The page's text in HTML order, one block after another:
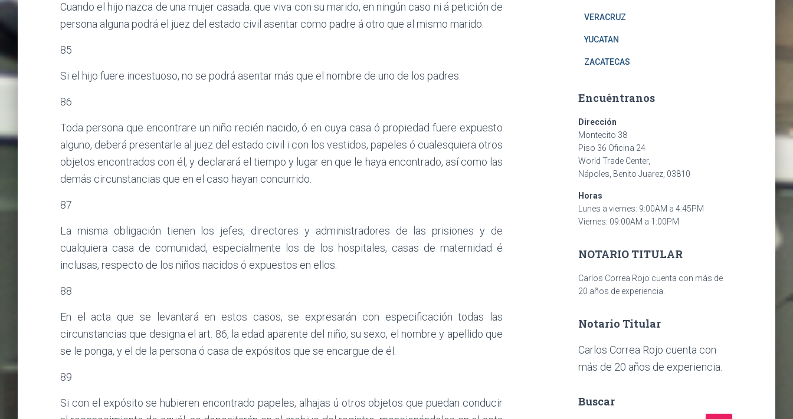
Cuando el hijo nazca de una mujer casada. que viva con su marido, en ningún caso ni á petición de
persona alguna podrá el juez del estado civil asentar como padre á otro que al mismo marido.
85
Si el hijo fuere incestuoso, no se podrá asentar más que el nombre de uno de los padres.
86
Toda persona que encontrare un niño recién nacido, ó en cuya casa ó propiedad fuere expuesto
alguno, deberá presentarle al juez del estado civil i con los vestidos, papeles ó cualesquiera otros
objetos encontrados con él, y declarará el tiempo y lugar en que le haya encontrado, así como las
demás circunstancias que en el caso hayan concurrido.
87
La misma obligación tienen los jefes, directores y administradores de las prisiones y de
cualquiera casa de comunidad, especialmente los de los hospitales, casas de maternidad é
inclusas, respecto de los niños nacidos ó expuestos en ellos.
88
En el acta que se levantará en estos casos, se expresarán con especificación todas las
circunstancias que designa el art. 86, la edad aparente del niño, su sexo, el nombre y apellido que
se le ponga, y el de la persona ó casa de expósitos que se encargue de él.
89
Si con el expósito se hubieren encontrado papeles, alhajas ú otros objetos que puedan conducir
VERACRUZ
YUCATAN
ZACATECAS
Encuéntranos
Dirección
Montecito 38
Piso 36 Oficina 24
World Trade Center,
Nápoles, Benito Juarez, 03810
Horas
Lunes a viernes: 9:00AM a 4:45PM
Viernes: 09:00AM a 1:00PM
NOTARIO TITULAR
Carlos Correa Rojo cuenta con más de
20 años de experiencia.
Notario Titular
Carlos Correa Rojo cuenta con
más de 20 años de experiencia.
Buscar